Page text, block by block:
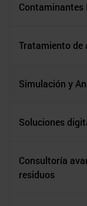
Contaminantes
Tratamiento de
Simulación y
Soluciones
Consultoría
residuos